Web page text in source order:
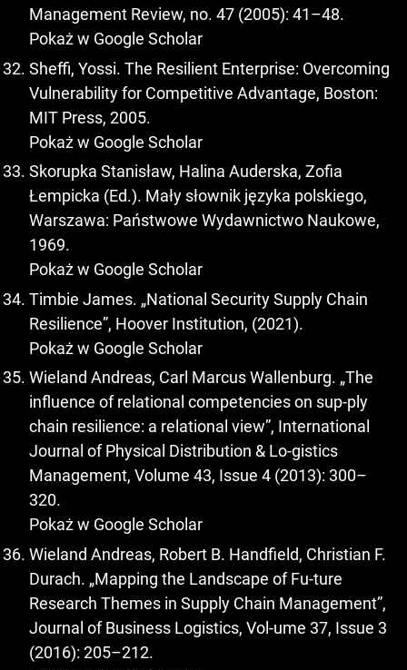
Management Review, no. 47 (2005): 41–48.
Pokaż w Google Scholar
Sheffi, Yossi. The Resilient Enterprise: Overcoming
Vulnerability for Competitive Advantage, Boston:
MIT Press, 2005.
Pokaż w Google Scholar
Skorupka Stanisław, Halina Auderska, Zofia
Łempicka (Ed.). Mały słownik języka polskiego,
Warszawa: Państwowe Wydawnictwo Naukowe,
1969.
Pokaż w Google Scholar
Timbie James. „National Security Supply Chain
Resilience”, Hoover Institution, (2021).
Pokaż w Google Scholar
Wieland Andreas, Carl Marcus Wallenburg. „The
influence of relational competencies on sup-ply
chain resilience: a relational view”, International
Journal of Physical Distribution & Lo-gistics
Management, Volume 43, Issue 4 (2013): 300–
320.
Pokaż w Google Scholar
Wieland Andreas, Robert B. Handfield, Christian F.
Durach. „Mapping the Landscape of Fu-ture
Research Themes in Supply Chain Management”,
Journal of Business Logistics, Vol-ume 37, Issue 3
(2016): 205–212.